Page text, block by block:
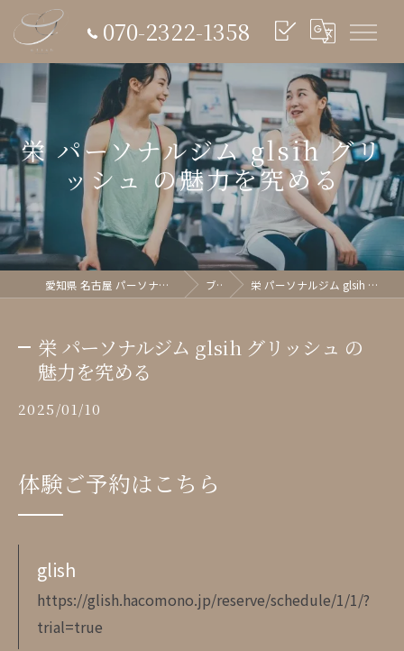
070-2322-1358
栄 パーソナルジム glsih グリ
ッシュ の魅力を究める
愛知県 名古屋 パーソナルジム glish《グリッシュ》 ブログ 栄 パーソナルジム glsih グリッシュ の魅力を究める
栄 パーソナルジム glsih グリッシュ の
魅力を究める
2025/01/10
体験ご予約はこちら
glish
https://glish.hacomono.jp/reserve/schedule/1/1/?
trial=true